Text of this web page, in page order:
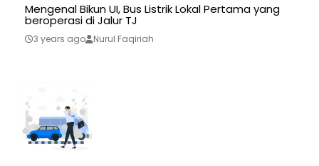
Mengenal Bikun UI, Bus Listrik Lokal Pertama yang
beroperasi di Jalur TJ
3 years ago Nurul Faqiriah